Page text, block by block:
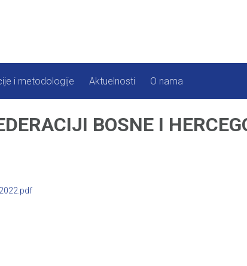
i metodologije Aktuelnosti O nama
BOSNE I